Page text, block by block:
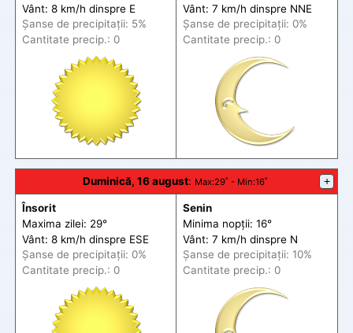
Vânt: 8 km/h dinspre E
Șanse de precipitații: 5%
Cantitate precip.: 0
Vânt: 7 km/h dinspre NNE
Șanse de precipitații: 0%
Cantitate precip.: 0
Duminică, 16 august: Max:29˚ - Min:16˚ +
Însorit
Maxima zilei: 29°
Vânt: 8 km/h dinspre ESE
Șanse de precipitații: 0%
Cantitate precip.: 0
Senin
Minima nopții: 16°
Vânt: 7 km/h dinspre N
Șanse de precipitații: 10%
Cantitate precip.: 0